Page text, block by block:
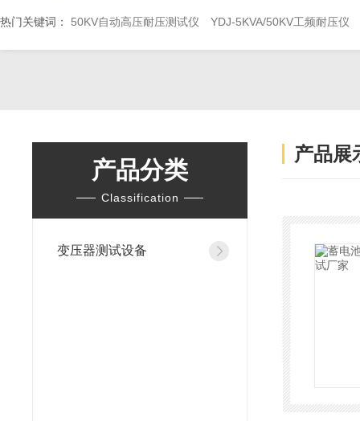
热门关键词： 50KV自动高压耐压测试仪 YDJ-5KVA/50KV工频耐压仪
产品分类
Classification
变压器测试设备
产品展